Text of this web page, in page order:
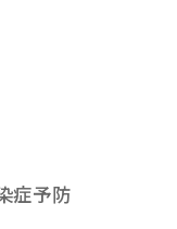
症予防